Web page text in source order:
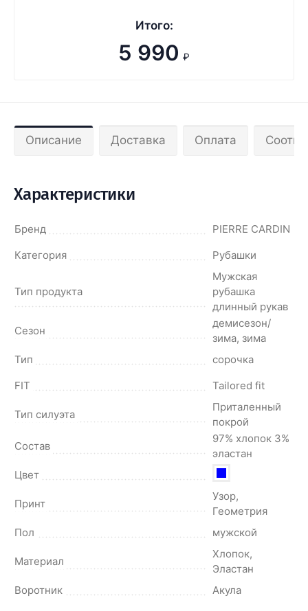
Итого:
5 990 ₽
Описание Доставка Оплата
Характеристики
Бренд
PIERRE CARDIN
Категория
Рубашки
Тип продукта
Мужская
рубашка
длинный рукав
Сезон
демисезон/
зима, зима
Тип
сорочка
FIT
Tailored fit
Тип силуэта
Приталенный
покрой
Состав
97% хлопок 3%
эластан
Цвет
Принт
Узор,
Геометрия
Пол
мужской
Материал
Хлопок,
Эластан
Воротник
Акула